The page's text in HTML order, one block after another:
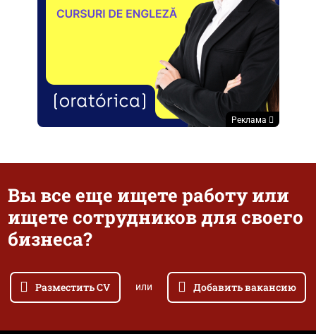
Реклама
Вы все еще ищете работу или
ищете сотрудников для своего
бизнеса?
Разместить CV или Добавить вакансию